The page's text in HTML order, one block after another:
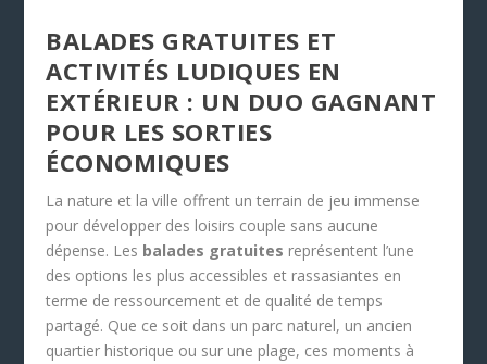
BALADES GRATUITES ET
ACTIVITÉS LUDIQUES EN
EXTÉRIEUR : UN DUO GAGNANT
POUR LES SORTIES
ÉCONOMIQUES
La nature et la ville offrent un terrain de jeu immense
pour développer des loisirs couple sans aucune
dépense. Les balades gratuites représentent l’une
des options les plus accessibles et rassasiantes en
terme de ressourcement et de qualité de temps
partagé. Que ce soit dans un parc naturel, un ancien
quartier historique ou sur une plage, ces moments à